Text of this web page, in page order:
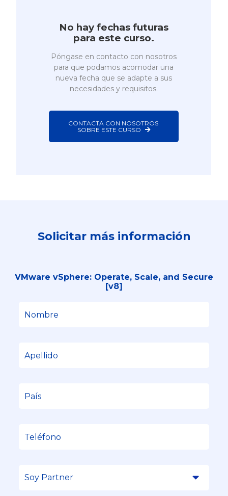
No hay fechas futuras
para este curso.
Póngase en contacto con nosotros
para que podamos acomodar una
nueva fecha que se adapte a sus
necesidades y requisitos.
CONTACTA CON NOSOTROS
SOBRE ESTE CURSO
Solicitar más información
VMware vSphere: Operate, Scale, and Secure
[v8]